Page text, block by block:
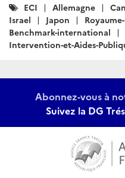
Catégories
:
ECI Allemagne
Israel
Japon
Benchmark-international
Intervention-et-Aides-
Abonnez-vous à
Suivez la DG